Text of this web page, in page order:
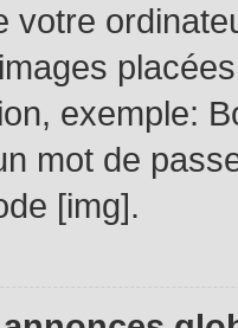
votre
exemple:
mot de
[img].